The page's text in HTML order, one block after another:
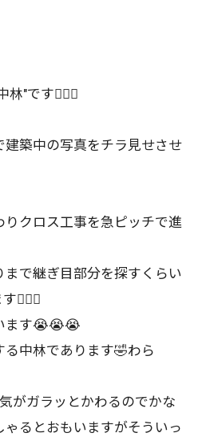
"です🙇🏼‍♂️
築中の写真をチラ見せさせ
クロス工事を急ピッチで進
で継ぎ目部分を探すくらい
🙇🏼‍♂️
ます😭😭😭
中林であります🤣わら
がガラッとかわるのでかな
ゃるとおもいますがそういっ